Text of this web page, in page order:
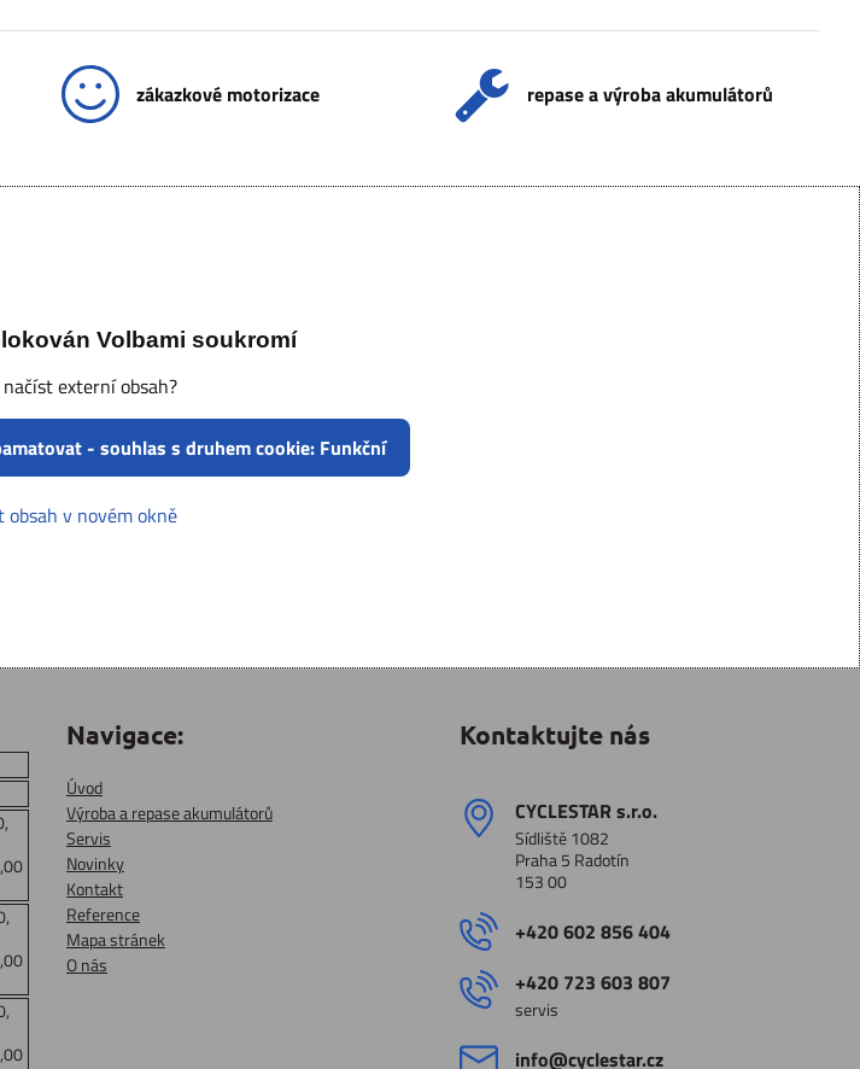
zákazkové motorizace repase a výroba akumulátorů
Volbami soukromí
externí obsah?
- souhlas s druhem cookie: Funkční
v novém okně
Navigace:
Úvod
Výroba a repase akumulátorů
Servis
Novinky
Kontakt
Reference
Mapa stránek
O nás
Kontaktujte nás
CYCLESTAR s​.r​.o​.
Sídliště 1082
Praha 5 Radotín
153 00
+420 602 856 404
+420 723 603 807
servis
info​@cyclestar​.cz